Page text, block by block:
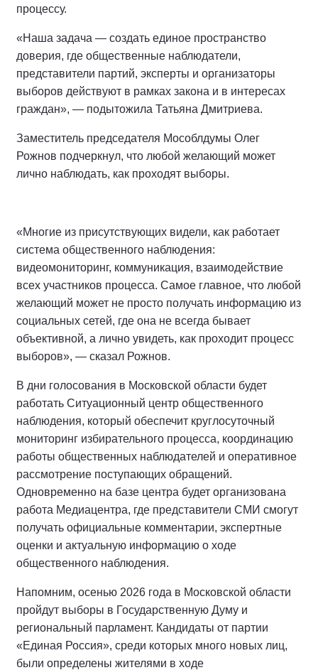
процессу.
«Наша задача — создать единое пространство
доверия, где общественные наблюдатели,
представители партий, эксперты и организаторы
выборов действуют в рамках закона и в интересах
граждан», — подытожила Татьяна Дмитриева.
Заместитель председателя Мособлдумы Олег
Рожнов подчеркнул, что любой желающий может
лично наблюдать, как проходят выборы.
«Многие из присутствующих видели, как работает
система общественного наблюдения:
видеомониторинг, коммуникация, взаимодействие
всех участников процесса. Самое главное, что любой
желающий может не просто получать информацию из
социальных сетей, где она не всегда бывает
объективной, а лично увидеть, как проходит процесс
выборов», — сказал Рожнов.
В дни голосования в Московской области будет
работать Ситуационный центр общественного
наблюдения, который обеспечит круглосуточный
мониторинг избирательного процесса, координацию
работы общественных наблюдателей и оперативное
рассмотрение поступающих обращений.
Одновременно на базе центра будет организована
работа Медиацентра, где представители СМИ смогут
получать официальные комментарии, экспертные
оценки и актуальную информацию о ходе
общественного наблюдения.
Напомним, осенью 2026 года в Московской области
пройдут выборы в Государственную Думу и
региональный парламент. Кандидаты от партии
«Единая Россия», среди которых много новых лиц,
были определены жителями в ходе